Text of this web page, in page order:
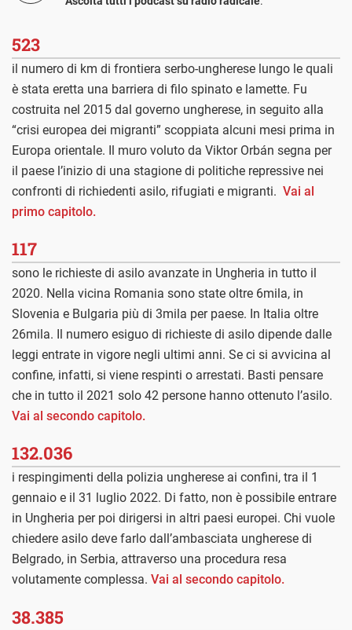
523
il numero di km di frontiera serbo-ungherese lungo le quali
è stata eretta una barriera di filo spinato e lamette. Fu
costruita nel 2015 dal governo ungherese, in seguito alla
“crisi europea dei migranti” scoppiata alcuni mesi prima in
Europa orientale. Il muro voluto da Viktor Orbán segna per
il paese l’inizio di una stagione di politiche repressive nei
confronti di richiedenti asilo, rifugiati e migranti. Vai al
primo capitolo.
117
sono le richieste di asilo avanzate in Ungheria in tutto il
2020. Nella vicina Romania sono state oltre 6mila, in
Slovenia e Bulgaria più di 3mila per paese. In Italia oltre
26mila. Il numero esiguo di richieste di asilo dipende dalle
leggi entrate in vigore negli ultimi anni. Se ci si avvicina al
confine, infatti, si viene respinti o arrestati. Basti pensare
che in tutto il 2021 solo 42 persone hanno ottenuto l’asilo.
Vai al secondo capitolo.
132.036
i respingimenti della polizia ungherese ai confini, tra il 1
gennaio e il 31 luglio 2022. Di fatto, non è possibile entrare
in Ungheria per poi dirigersi in altri paesi europei. Chi vuole
chiedere asilo deve farlo dall’ambasciata ungherese di
Belgrado, in Serbia, attraverso una procedura resa
volutamente complessa. Vai al secondo capitolo.
38.385